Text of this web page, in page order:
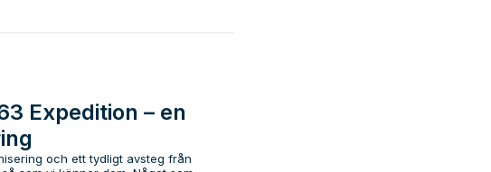
Expedition – en
och ett tydligt avsteg från